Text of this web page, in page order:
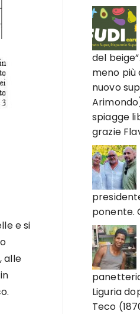
e si
alle
del
meno più
nuovo
spiagge
grazie
ponente.
Liguria
Teco